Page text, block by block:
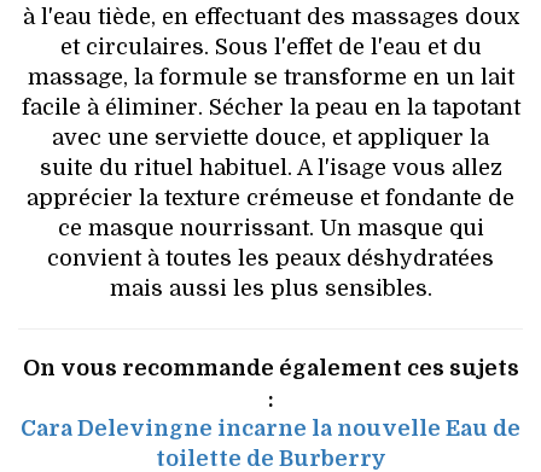
à l'eau tiède, en effectuant des massages doux
et circulaires. Sous l'effet de l'eau et du
massage, la formule se transforme en un lait
facile à éliminer. Sécher la peau en la tapotant
avec une serviette douce, et appliquer la
suite du rituel habituel. A l'isage vous allez
apprécier la texture crémeuse et fondante de
ce masque nourrissant. Un masque qui
convient à toutes les peaux déshydratées
mais aussi les plus sensibles.
On vous recommande également ces sujets
:
Cara Delevingne incarne la nouvelle Eau de
toilette de Burberry